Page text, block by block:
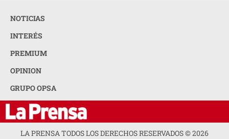
NOTICIAS
INTERÉS
PREMIUM
OPINION
GRUPO OPSA
LA PRENSA TODOS LOS DERECHOS RESERVADOS ©2026